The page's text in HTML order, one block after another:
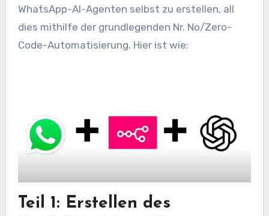
WhatsApp-AI-Agenten selbst zu erstellen, all
dies mithilfe der grundlegenden Nr. No/Zero-
Code-Automatisierung. Hier ist wie:
Teil 1: Erstellen des